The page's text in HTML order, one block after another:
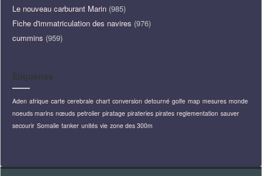
Le nouveau carburant Marin (985)
Fiche d'immatriculation des navires (976)
cummins (959)
Étiquettes
Aden afrique carte cerebrale chart conversion detourné golfe map mesures monde
noeuds marins nœuds petrolier piratage pirateries pirates reglementation sauver
secourir Somalie tanker unités vie zone des 300m